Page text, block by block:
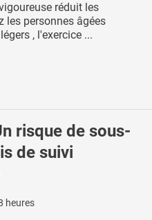
réduit les
les personnes âgées
, l'exercice ...
risque de sous-
de suivi
heures